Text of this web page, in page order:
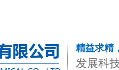
精益求精
发展科